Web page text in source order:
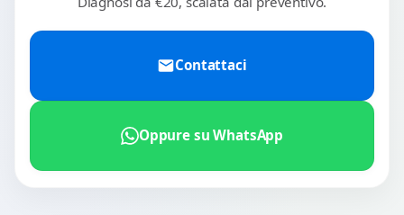
Contattaci
Oppure su WhatsApp